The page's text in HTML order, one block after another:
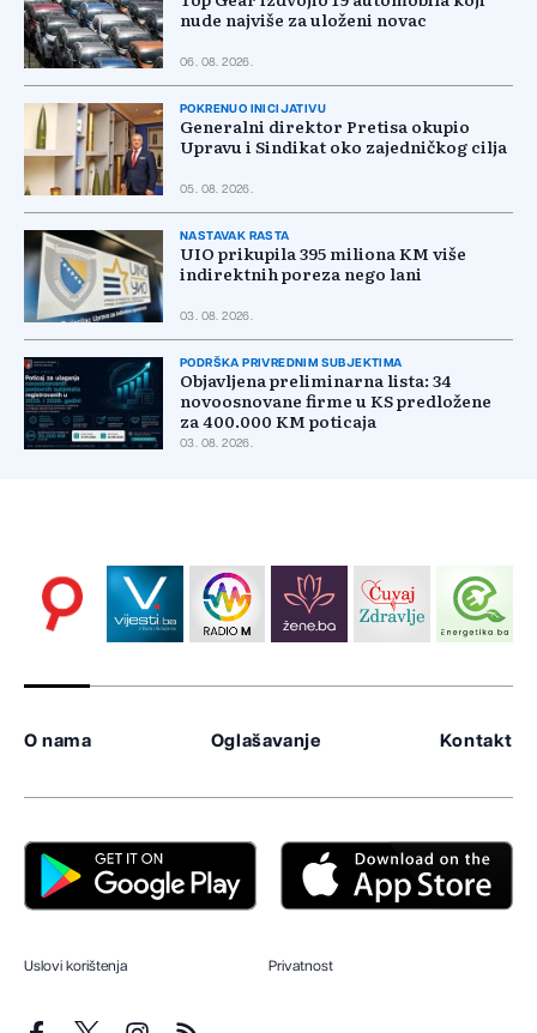
nude najviše za uloženi novac
06. 08. 2026.
POKRENUO INICIJATIVU
Generalni direktor Pretisa okupio
Upravu i Sindikat oko zajedničkog cilja
05. 08. 2026.
NASTAVAK RASTA
UIO prikupila 395 miliona KM više
indirektnih poreza nego lani
03. 08. 2026.
PODRŠKA PRIVREDNIM SUBJEKTIMA
Objavljena preliminarna lista: 34
novoosnovane firme u KS predložene
za 400.000 KM poticaja
03. 08. 2026.
O nama Oglašavanje Kontakt
Uslovi korištenja Privatnost